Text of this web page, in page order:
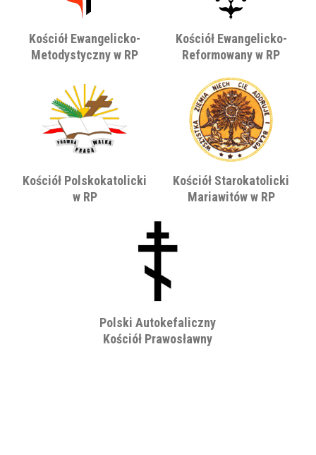
Kościół Ewangelicko-
Metodystyczny w RP
Kościół Ewangelicko-
Reformowany w RP
Kościół Polskokatolicki
w RP
Kościół Starokatolicki
Mariawitów w RP
Polski Autokefaliczny
Kościół Prawosławny